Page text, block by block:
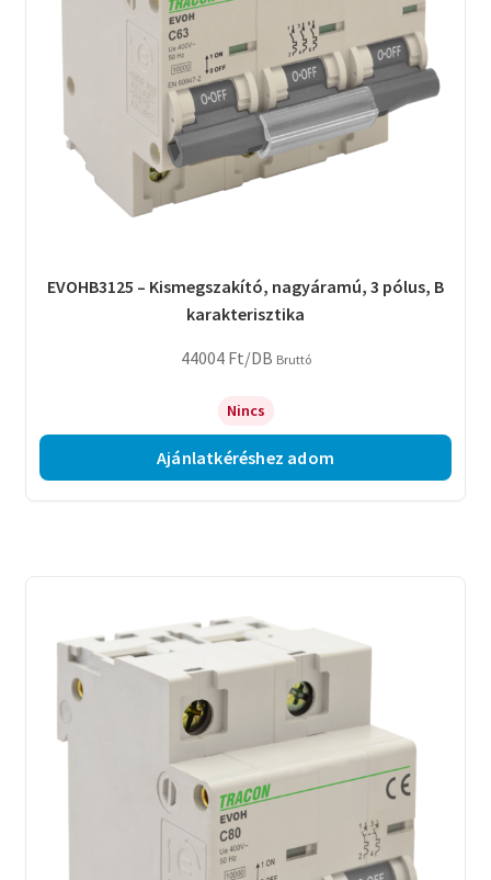
EVOHB3125 – Kismegszakító, nagyáramú, 3 pólus, B
karakterisztika
44004 Ft/DB Bruttó
Nincs
Ajánlatkéréshez adom